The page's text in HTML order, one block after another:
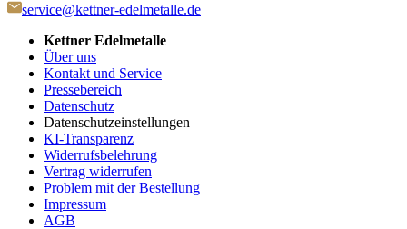
service@kettner-edelmetalle.de
Kettner Edelmetalle
Über uns
Kontakt und Service
Pressebereich
Datenschutz
Datenschutzeinstellungen
KI-Transparenz
Widerrufsbelehrung
Vertrag widerrufen
Problem mit der Bestellung
Impressum
AGB